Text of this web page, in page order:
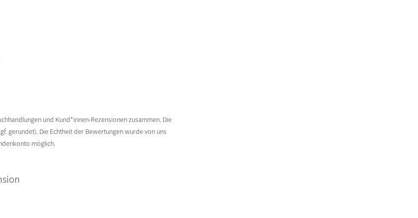
und Kund*innen-Rezensionen zusammen. Die
gerundet). Die Echtheit der Bewertungen wurde von uns
möglich.